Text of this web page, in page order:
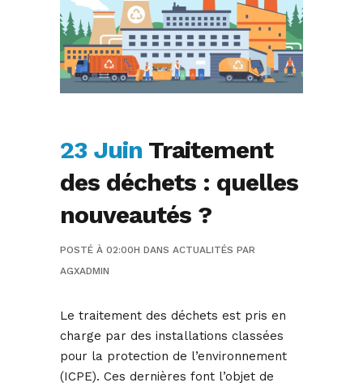
23 Juin Traitement
des déchets : quelles
nouveautés ?
POSTÉ À 02:00H DANS ACTUALITÉS PAR
AGXADMIN
Le traitement des déchets est pris en
charge par des installations classées
pour la protection de l’environnement
(ICPE). Ces dernières font l’objet de